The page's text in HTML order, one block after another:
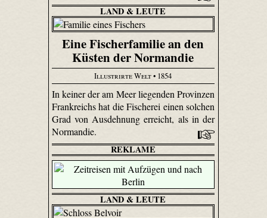
LAND & LEUTE
Eine Fischerfamilie an den
Küsten der Normandie
Illustrirte Welt• 1854
In keiner der am Meer liegenden Provinzen
Frankreichs hat die Fischerei einen solchen
Grad von Ausdehnung erreicht, als in der
Normandie.
REKLAME
LAND & LEUTE